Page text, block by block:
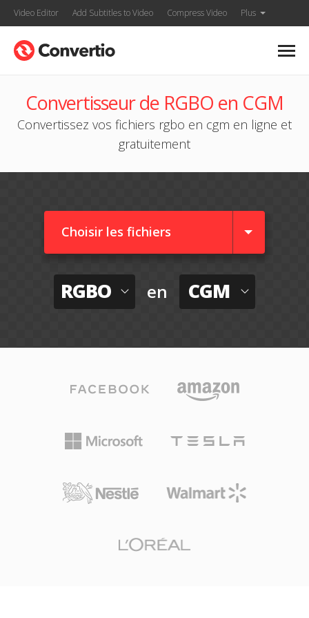
Video Editor Add Subtitles to Video Compress Video Plus
Convertisseur de RGBO en CGM
Convertissez vos fichiers rgbo en cgm en ligne et
gratuitement
Choisir les fichiers
RGBO en CGM